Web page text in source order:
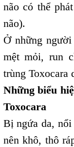
não có thể
não).
Ở những
mệt mỏi, run
trùng Toxocara
Những biểu
Toxocara
Bị ngứa da, nổi
nên khô, thô